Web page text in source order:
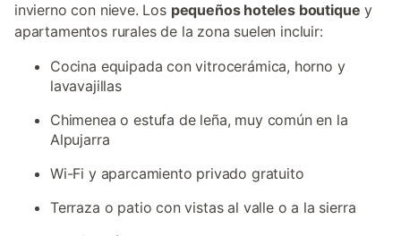
invierno con nieve. Los pequeños hoteles boutique y
apartamentos rurales de la zona suelen incluir:
Cocina equipada con vitrocerámica, horno y
lavavajillas
Chimenea o estufa de leña, muy común en la
Alpujarra
Wi-Fi y aparcamiento privado gratuito
Terraza o patio con vistas al valle o a la sierra